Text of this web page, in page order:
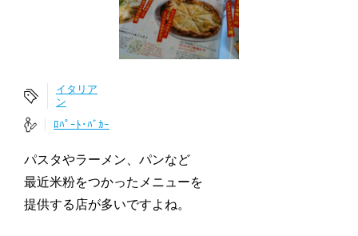
イタリア
ン
ﾛﾊﾟｰﾄ･ﾊﾞｶｰ
パスタやラーメン、パンなど
最近米粉をつかったメニューを
提供する店が多いですよね。